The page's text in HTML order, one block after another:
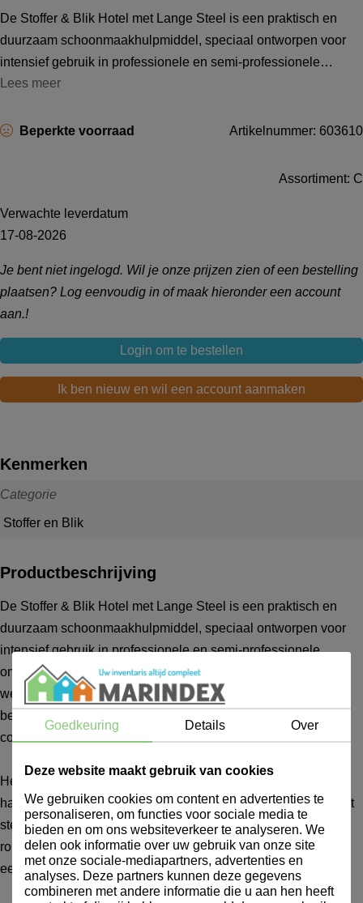
De Stoffer & Blik Hotel met Lange Steel is een praktisch en
duurzaam schoonmaakhulpmiddel, speciaal ontworpen voor
intensief gebruik in professionele en semi-professionele
omgevingen. Dankzij de lange steel kunnen vloeren,
Lees meer
Beperkte voorraad Artikelnummer: 603610
Assortiment: C
Verwachte leverdatum
17-08-2026
Je bent niet ingelogd. Wil je onze prijzen zien of een bestelling
plaatsen? Log eenvoudig in of maak hieronder een account
aan.!
Login om te bestellen
Ik ben nieuw en wil een account aanmaken
Kenmerken
Categorie
Stoffer en Blik
Productbeschrijving
De Stoffer & Blik Hotel met Lange Steel is een praktisch en
duurzaam schoonmaakhulpmiddel, speciaal ontworpen voor
intensief gebruik in professionele en semi-professionele
omgevingen. Dankzij de lange steel kunnen vloeren,
werkplekken en andere oppervlakken eenvoudig worden
bereikt zonder te bukken, wat een ergonomische en
comfortabele werkhouding bevordert.
Het stoffer- en bliksetje is voorzien van stevige, duurzame
haren die vuil, stof en kruimels efficiënt verzamelen, terwijl het
stevige blik het opgeveegde materiaal veilig vasthoudt. Het
robuuste ontwerp en de kwalitatieve materialen zorgen voor
een lange levensduur en eenvoudig onderhoud.
Goedkeuring Details Over
Deze website maakt gebruik van cookies
We gebruiken cookies om content en advertenties te
personaliseren, om functies voor sociale media te
bieden en om ons websiteverkeer te analyseren. We
delen ook informatie over uw gebruik van onze site
met onze sociale-mediapartners, advertenties en
analyses. Deze partners kunnen deze gegevens
combineren met andere informatie die u aan hen heeft